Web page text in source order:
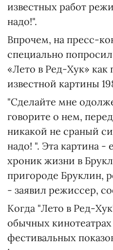
известных работ
надо!".
Впрочем, на пресс-
специально
«Лето в Ред-Хук»
известной картины
"Сделайте мне
говорите о нем,
никакой не сраный
надо! ". Эта картина -
хроник жизни в
пригороде Бруклин,
- заявил режиссер,
Когда "Лето в Ред-
обычных
фестивальных